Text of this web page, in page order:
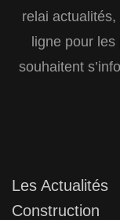
relai
ligne pour
souhaitent
Les Actualités
Construction